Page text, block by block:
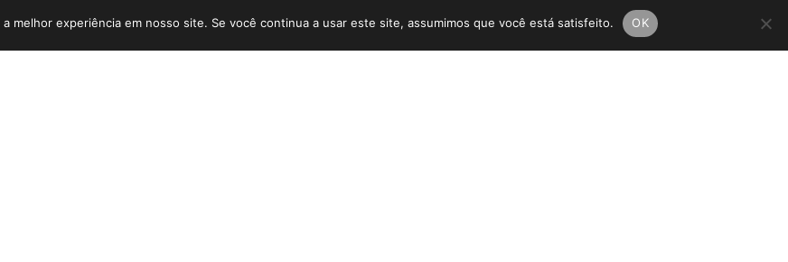
melhor experiência em nosso site. Se você continua a usar este site, assumimos que você está satisfeito. OK